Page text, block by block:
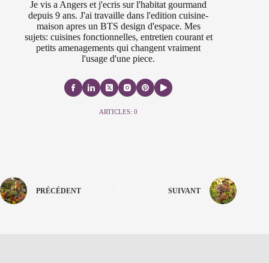
Je vis a Angers et j'ecris sur l'habitat gourmand
depuis 9 ans. J'ai travaille dans l'edition cuisine-
maison apres un BTS design d'espace. Mes
sujets: cuisines fonctionnelles, entretien courant et
petits amenagements qui changent vraiment
l'usage d'une piece.
ARTICLES: 0
PRÉCÉDENT SUIVANT